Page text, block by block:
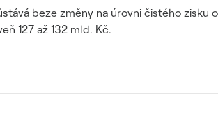
beze změny na úrovni čistého
127 až 132 mld. Kč.